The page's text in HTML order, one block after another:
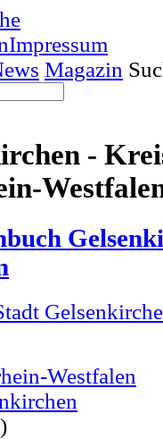
Impressum
Magazin
-
Westfalen
)